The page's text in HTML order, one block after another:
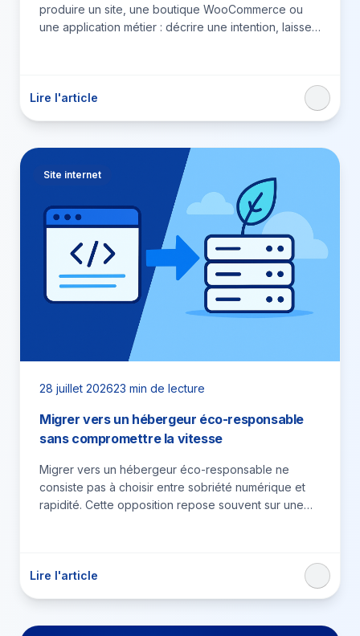
produire un site, une boutique WooCommerce ou
une application métier : décrire une intention, laisser
Lire l'article
Site internet
28 juillet 202623 min de lecture
Migrer vers un hébergeur éco-responsable
sans compromettre la vitesse
Migrer vers un hébergeur éco-responsable ne
consiste pas à choisir entre sobriété numérique et
rapidité. Cette opposition repose souvent sur une
Lire l'article